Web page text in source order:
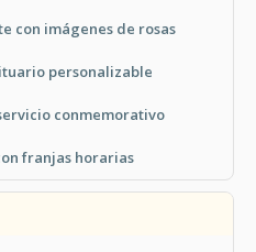
con imágenes de rosas
personalizable
conmemorativo
franjas horarias